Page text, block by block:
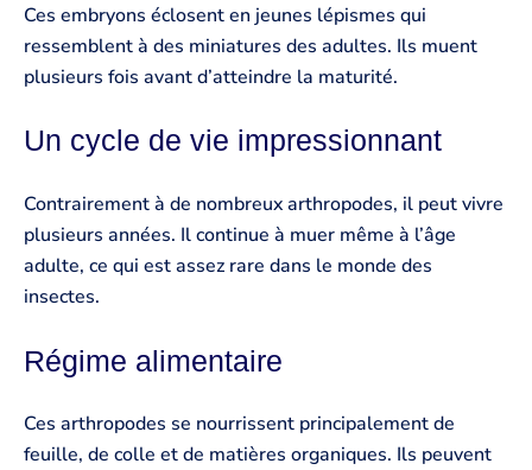
Ces embryons éclosent en jeunes lépismes qui
ressemblent à des miniatures des adultes. Ils muent
plusieurs fois avant d’atteindre la maturité.
Un cycle de vie impressionnant
Contrairement à de nombreux arthropodes, il peut vivre
plusieurs années. Il continue à muer même à l’âge
adulte, ce qui est assez rare dans le monde des
insectes.
Régime alimentaire ️
Ces arthropodes se nourrissent principalement de
feuille, de colle et de matières organiques. Ils peuvent